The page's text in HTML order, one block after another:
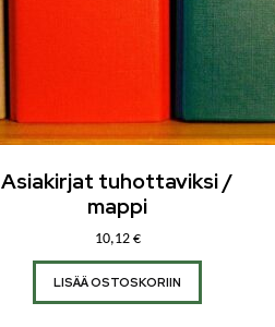
Asiakirjat tuhottaviksi /
mappi
10,12 €
LISÄÄ OSTOSKORIIN